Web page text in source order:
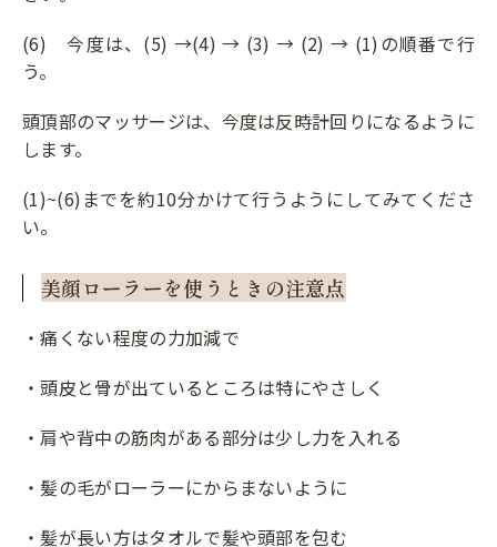
(6) 今度は、(5) →(4) → (3) → (2) → (1)の順番で行
う。
頭頂部のマッサージは、今度は反時計回りになるように
します。
(1)~(6)までを約10分かけて行うようにしてみてくださ
い。
美顔ローラーを使うときの注意点
・痛くない程度の力加減で
・頭皮と骨が出ているところは特にやさしく
・肩や背中の筋肉がある部分は少し力を入れる
・髪の毛がローラーにからまないように
・髪が長い方はタオルで髪や頭部を包む